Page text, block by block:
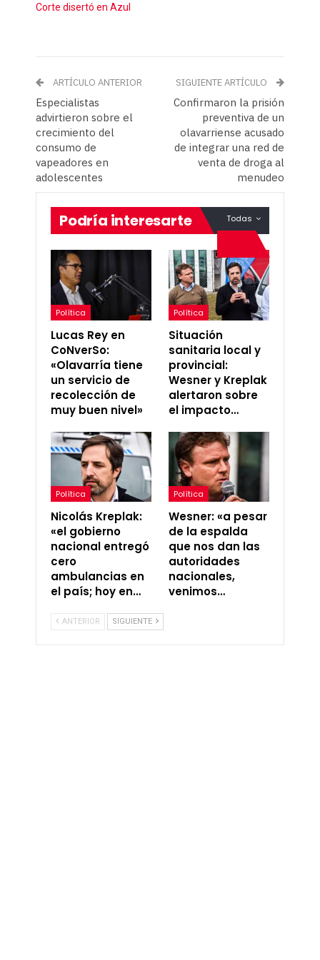
Corte disertó en Azul
ARTÍCULO ANTERIOR
Especialistas
advirtieron sobre el
crecimiento del
consumo de
vapeadores en
adolescentes
SIGUIENTE ARTÍCULO
Confirmaron la prisión
preventiva de un
olavarriense acusado
de integrar una red de
venta de droga al
menudeo
Todas
Podría interesarte
Política
Lucas Rey en
CoNverSo:
«Olavarría tiene
un servicio de
recolección de
muy buen nivel»
Política
Situación
sanitaria local y
provincial:
Wesner y Kreplak
alertaron sobre
el impacto…
Política
Nicolás Kreplak:
«el gobierno
nacional entregó
cero
ambulancias en
el país; hoy en…
Política
Wesner: «a pesar
de la espalda
que nos dan las
autoridades
nacionales,
venimos…
ANTERIOR SIGUIENTE